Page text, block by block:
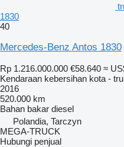
1830
40
Mercedes-Benz Antos 1830
Rp 1.216.000.000 €58.640 ≈
Kendaraan kebersihan kota -
2016
520.000 km
Bahan bakar diesel
Polandia, Tarczyn
MEGA-TRUCK
Hubungi penjual